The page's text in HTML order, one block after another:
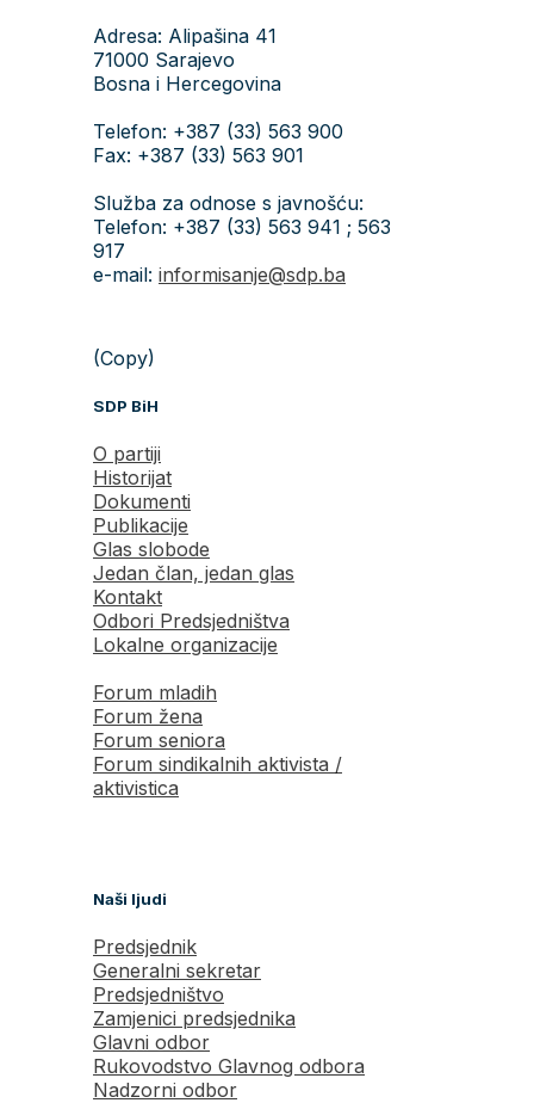
Adresa: Alipašina 41
71000 Sarajevo
Bosna i Hercegovina
Telefon: +387 (33) 563 900
Fax: +387 (33) 563 901
Služba za odnose s javnošću:
Telefon: +387 (33) 563 941 ; 563
917
e-mail: informisanje@sdp.ba
(Copy)
SDP BiH
O partiji
Historijat
Dokumenti
Publikacije
Glas slobode
Jedan član, jedan glas
Kontakt
Odbori Predsjedništva
Lokalne organizacije
Forum mladih
Forum žena
Forum seniora
Forum sindikalnih aktivista /
aktivistica
Naši ljudi
Predsjednik
Generalni sekretar
Predsjedništvo
Zamjenici predsjednika
Glavni odbor
Rukovodstvo Glavnog odbora
Nadzorni odbor